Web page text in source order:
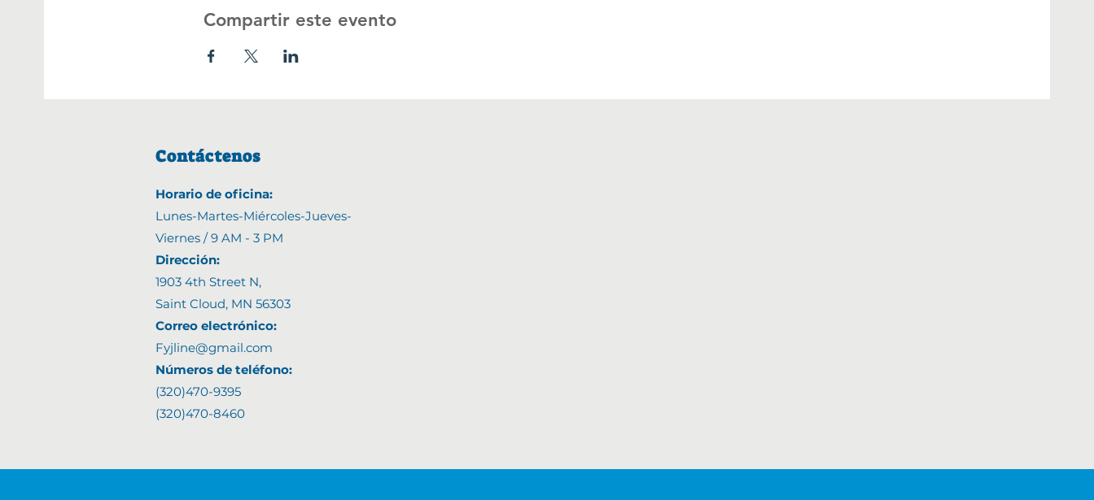
Compartir este evento
Contáctenos
Horario de oficina:
Lunes-Martes-Miércoles-Jueves-
Viernes /9 AM - 3 PM
Dirección:
1903 4th Street N,
Saint Cloud, MN 56303
Correo electrónico:
Fyjline@gmail.com
Números de teléfono:
(320)470-9395
(320)470-8460